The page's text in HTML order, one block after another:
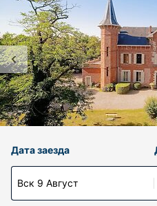
Дата заезда
Вск 9 Август